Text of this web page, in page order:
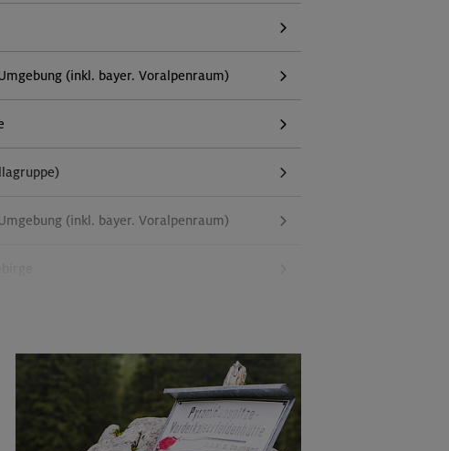
(inkl. bayer. Voralpenraum)
(inkl. bayer. Voralpenraum)